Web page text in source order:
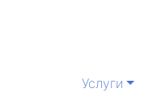
Услуги